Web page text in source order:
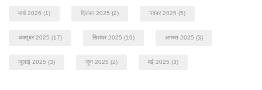
मार्च 2026 (1) दिसंबर 2025 (2) नवंबर 2025 (5)
अक्तूबर 2025 (17) सितंबर 2025 (19) अगस्त 2025 (3)
जुलाई 2025 (3) जून 2025 (2) मई 2025 (3)